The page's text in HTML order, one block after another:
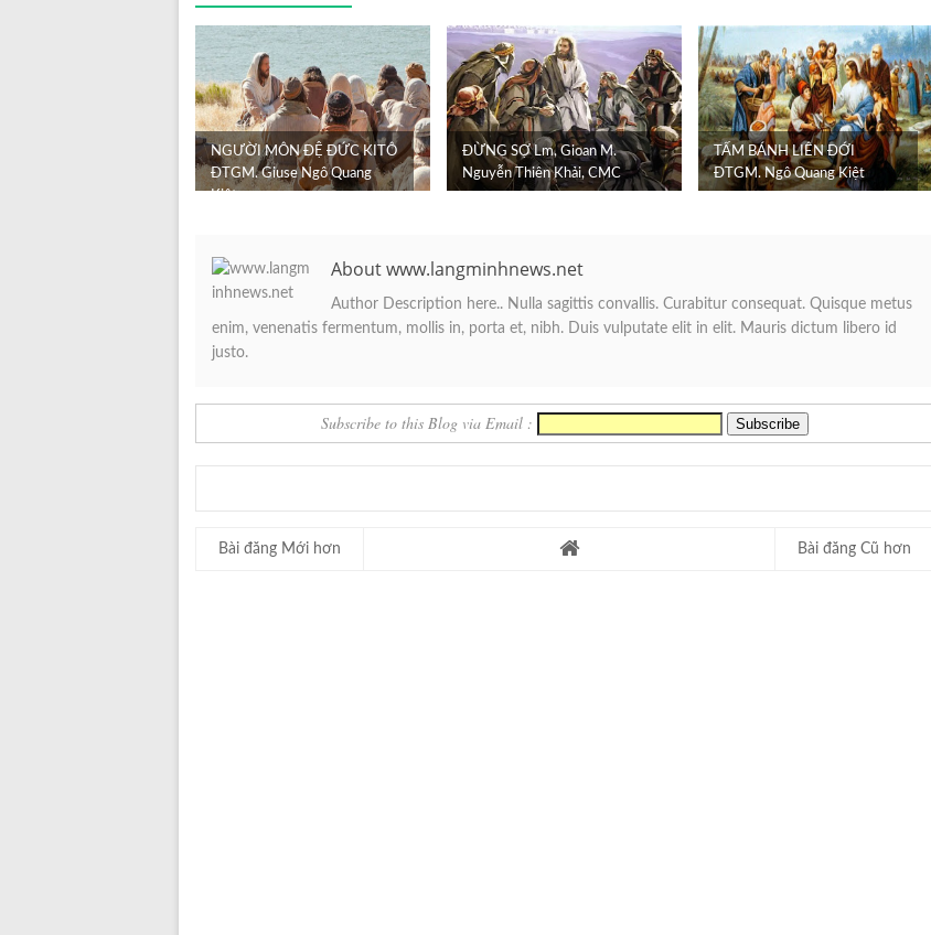
NGƯỜI MÔN ĐỆ ĐỨC KITÔ
ĐTGM. Giuse Ngô Quang
Kiệt
ĐỪNG SỢ Lm, Gioan M.
Nguyễn Thiên Khải, CMC
TẤM BÁNH LIÊN ĐỚI
ĐTGM. Ngô Quang Kiệt
About www.langminhnews.net
Author Description here.. Nulla sagittis convallis. Curabitur consequat. Quisque metus
enim, venenatis fermentum, mollis in, porta et, nibh. Duis vulputate elit in elit. Mauris dictum libero id
justo.
Subscribe to this Blog via Email :
Bài đăng Mới hơn Bài đăng Cũ hơn